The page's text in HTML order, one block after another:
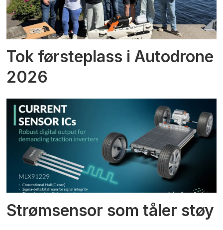
Tok førsteplass i Autodrone
2026
Strømsensor som tåler støy